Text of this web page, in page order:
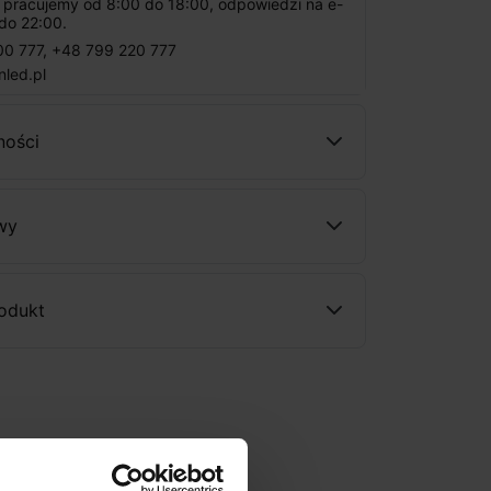
pracujemy od 8:00 do 18:00, odpowiedzi na e-
22:00.
777, +48 799 220 777